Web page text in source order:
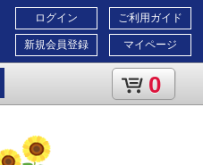
ご利用ガイド
マイページ
ログイン
新規会員登録
0